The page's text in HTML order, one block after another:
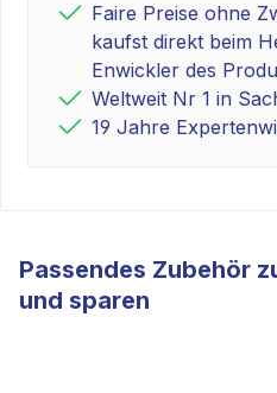
Faire Preise ohne
kaufst direkt beim
Enwickler des
Weltweit Nr 1 in
19 Jahre
Passendes Zubehör
und sparen